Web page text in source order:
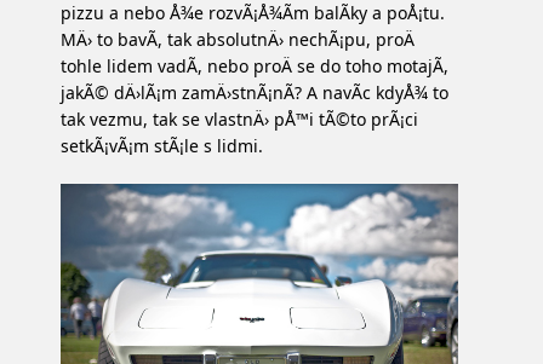
pizzu a nebo Å¾e rozvÃ¡Å¾Ã­m balÃ­ky a poÅ¡tu.
MÄ› to bavÃ­, tak absolutnÄ› nechÃ¡pu, proÄ
tohle lidem vadÃ­, nebo proÄ se do toho motajÃ­,
jakÃ© dÄ›lÃ¡m zamÄ›stnÃ¡nÃ­? A navÃ­c kdyÅ¾ to
tak vezmu, tak se vlastnÄ› pÅ™i tÃ©to prÃ¡ci
setkÃ¡vÃ¡m stÃ¡le s lidmi.